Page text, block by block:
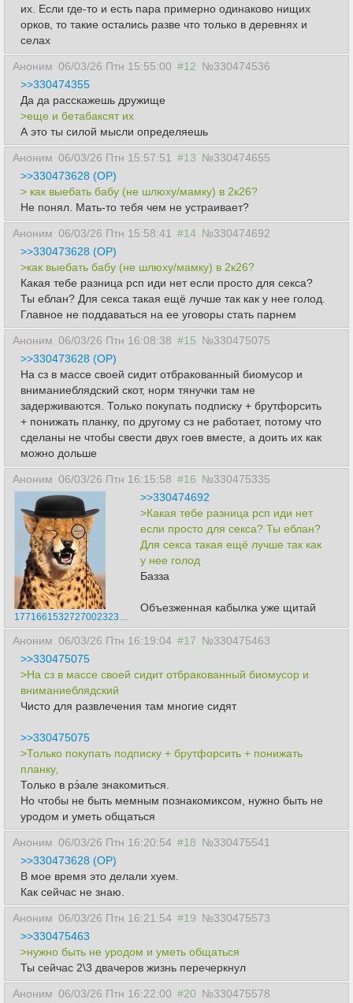
их. Если где-то и есть пара примерно одинаково нищих
орков, то такие остались разве что только в деревнях и
селах
Аноним 06/03/26 Птн 15:55:00 #12 №330474536
>>330474355
Да да расскажешь дружище
>еще и бетабаксят их
А это ты силой мысли определяешь
Аноним 06/03/26 Птн 15:57:51 #13 №330474655
>>330473628 (OP)
> как выебать бабу (не шлюху/мамку) в 2к26?
Не понял. Мать-то тебя чем не устраивает?
Аноним 06/03/26 Птн 15:58:41 #14 №330474692
>>330473628 (OP)
>как выебать бабу (не шлюху/мамку) в 2к26?
Какая тебе разница рсп иди нет если просто для секса?
Ты еблан? Для секса такая ещё лучше так как у нее голод.
Главное не поддаваться на ее уговоры стать парнем
Аноним 06/03/26 Птн 16:08:38 #15 №330475075
>>330473628 (OP)
На сз в массе своей сидит отбракованный биомусор и
вниманиеблядский скот, норм тянучки там не
задерживаются. Только покупать подписку + брутфорсить
+ понижать планку, по другому сз не работает, потому что
сделаны не чтобы свести двух гоев вместе, а доить их как
можно дольше
Аноним 06/03/26 Птн 16:15:58 #16 №330475335
17716615327270023230.jpg
>>330474692
>Какая тебе разница рсп иди нет
если просто для секса? Ты еблан?
Для секса такая ещё лучше так как
у нее голод
Базза
Объезженная кабылка уже щитай
Аноним 06/03/26 Птн 16:19:04 #17 №330475463
>>330475075
>На сз в массе своей сидит отбракованный биомусор и
вниманиеблядский
Чисто для развлечения там многие сидят
>>330475075
>Только покупать подписку + брутфорсить + понижать
планку,
Только в рэ́але знакомиться.
Но чтобы не быть мемным познакомиксом, нужно быть не
уродом и уметь общаться
Аноним 06/03/26 Птн 16:20:54 #18 №330475541
>>330473628 (OP)
В мое время это делали хуем.
Как сейчас не знаю.
Аноним 06/03/26 Птн 16:21:54 #19 №330475573
>>330475463
>нужно быть не уродом и уметь общаться
Ты сейчас 2\3 двачеров жизнь перечеркнул
Аноним 06/03/26 Птн 16:22:00 #20 №330475578